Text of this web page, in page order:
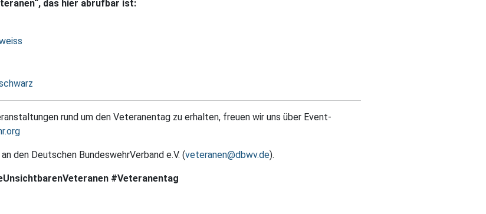
das hier abrufbar ist:
rund um den Veteranentag zu erhalten, freuen wir uns über Event-
den Deutschen BundeswehrVerband e.V. (veteranen@dbwv.de).
#Veteranentag